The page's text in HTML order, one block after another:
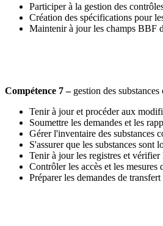
Participer à la gestion des
Création des spécifications pour
Maintenir à jour les champs BBF
Compétence 7 – gestion des substances
Tenir à jour et procéder aux
Soumettre les demandes et les
Gérer l'inventaire des substances
S'assurer que les substances sont
Tenir à jour les registres et vérifier
Contrôler les accès et les mesures
Préparer les demandes de